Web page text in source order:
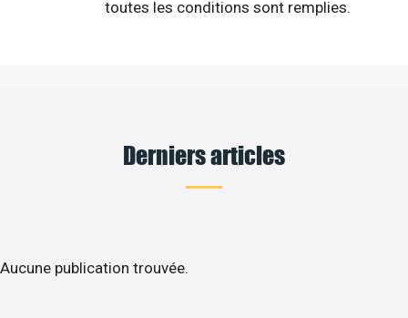
toutes les conditions sont remplies.
Derniers articles
Aucune publication trouvée.